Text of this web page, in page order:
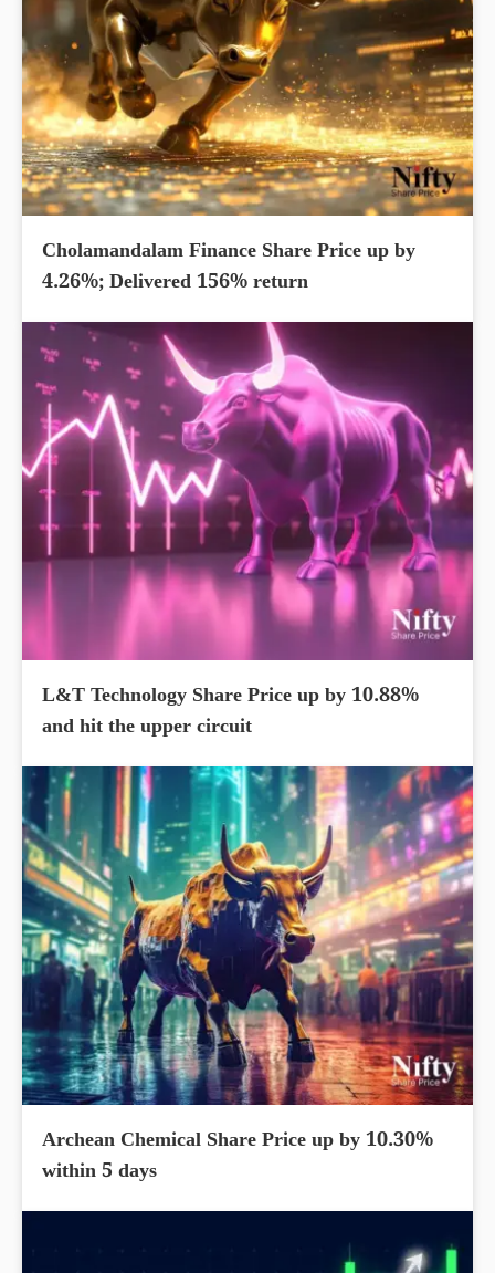
Cholamandalam Finance Share Price up by
4.26%; Delivered 156% return
L&T Technology Share Price up by 10.88%
and hit the upper circuit
Archean Chemical Share Price up by 10.30%
within 5 days